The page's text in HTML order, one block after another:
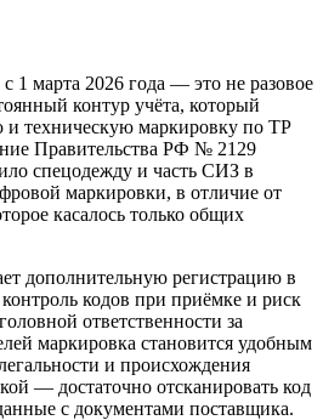
1 марта 2026 года — это не разовое
контур учёта, который
и техническую маркировку по ТР
Правительства РФ № 2129
спецодежду и часть СИЗ в
маркировки, в отличие от
касалось только общих
дополнительную регистрацию в
кодов при приёмке и риск
ответственности за
маркировка становится удобным
и происхождения
— достаточно отсканировать код
с документами поставщика.